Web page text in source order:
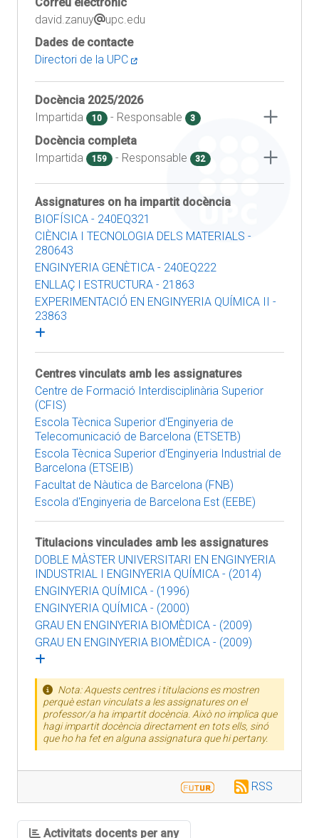
david.zanuy
upc.edu
Dades de contacte
Directori de la UPC
Docència 2025/2026
Impartida
10 - Responsable 3
Docència completa
Impartida
159 - Responsable 32
Assignatures on ha impartit docència
BIOFÍSICA - 240EQ321
CIÈNCIA I TECNOLOGIA DELS MATERIALS -
280643
ENGINYERIA GENÈTICA - 240EQ222
ENLLAÇ I ESTRUCTURA - 21863
EXPERIMENTACIÓ EN ENGINYERIA QUÍMICA II -
23863
Centres vinculats amb les assignatures
Centre de Formació Interdisciplinària Superior
(CFIS)
Escola Tècnica Superior d'Enginyeria de
Telecomunicació de Barcelona (ETSETB)
Escola Tècnica Superior d'Enginyeria Industrial de
Barcelona (ETSEIB)
Facultat de Nàutica de Barcelona (FNB)
Escola d'Enginyeria de Barcelona Est (EEBE)
Titulacions vinculades amb les assignatures
DOBLE MÀSTER UNIVERSITARI EN ENGINYERIA
INDUSTRIAL I ENGINYERIA QUÍMICA - (2014)
ENGINYERIA QUÍMICA - (1996)
ENGINYERIA QUÍMICA - (2000)
GRAU EN ENGINYERIA BIOMÈDICA - (2009)
GRAU EN ENGINYERIA BIOMÈDICA - (2009)
Nota: Aquests centres i titulacions es mostren
perquè estan vinculats a les assignatures on el
professor/a ha impartit docència. Això no implica que
hagi impartit docència directament en tots ells, sinó
que ho ha fet en alguna assignatura que hi pertany.
RSS
Activitats docents per any